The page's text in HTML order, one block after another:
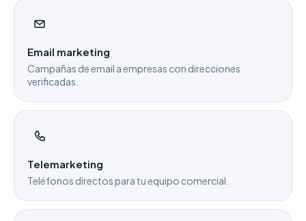
Email marketing
Campañas de email a empresas con direcciones
verificadas.
Telemarketing
Teléfonos directos para tu equipo comercial.